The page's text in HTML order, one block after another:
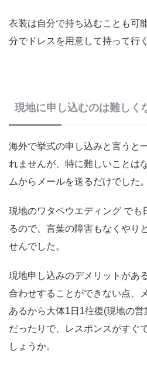
衣装は自分で持ち込むことも可
分でドレスを用意して持って行
現地に申し込むのは難しく
海外で挙式の申し込みと言うと
れませんが、特に難しいことは
ムからメールを送るだけでした。
現地のワタベウエディング でも
るので、言葉の障害もなくやり
せんでした。
現地申し込みのデメリットがあ
合わせすることができない点、
あるから大体1日1往復(現地の
だったりで、レスポンスがすぐ
しょうか。